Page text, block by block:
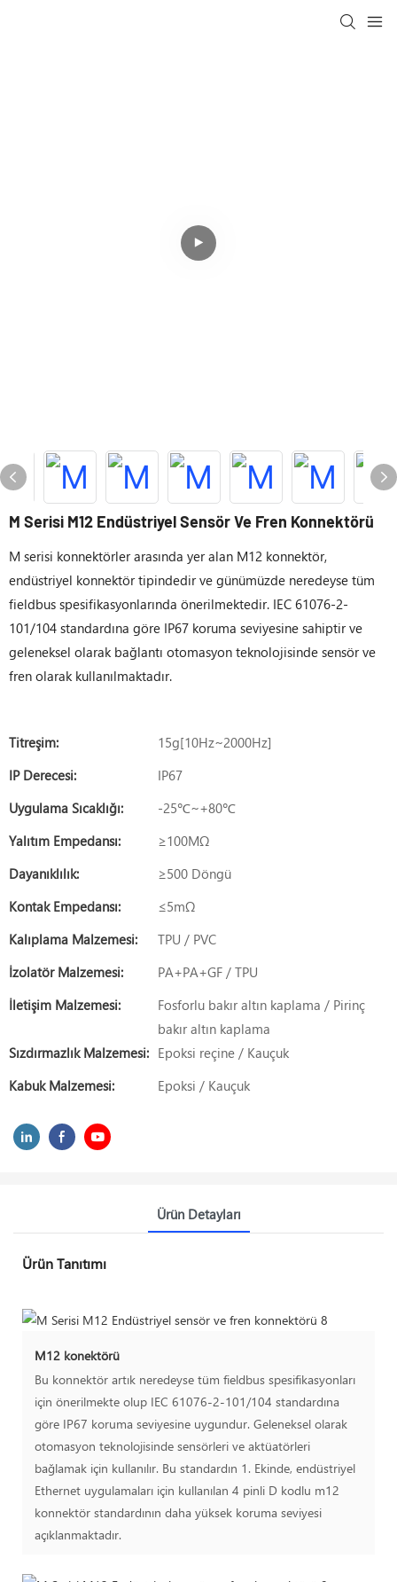
M Serisi M12 Endüstriyel Sensör Ve Fren Konnektörü
M serisi konnektörler arasında yer alan M12 konnektör,
endüstriyel konnektör tipindedir ve günümüzde neredeyse tüm
fieldbus spesifikasyonlarında önerilmektedir. IEC 61076-2-
101/104 standardına göre IP67 koruma seviyesine sahiptir ve
geleneksel olarak bağlantı otomasyon teknolojisinde sensör ve
fren olarak kullanılmaktadır.
Titreşim:
15g[10Hz~2000Hz]
IP Derecesi:
IP67
Uygulama Sıcaklığı:
-25℃~+80℃
Yalıtım Empedansı:
≥100MΩ
Dayanıklılık:
≥500 Döngü
Kontak Empedansı:
≤5mΩ
Kalıplama Malzemesi:
TPU / PVC
İzolatör Malzemesi:
PA+PA+GF / TPU
İletişim Malzemesi:
Fosforlu bakır altın kaplama / Pirinç
bakır altın kaplama
Sızdırmazlık Malzemesi: Epoksi reçine / Kauçuk
Kabuk Malzemesi:
Epoksi / Kauçuk
Ürün Detayları
Ürün Tanıtımı
M12 konektörü
Bu konnektör artık neredeyse tüm fieldbus spesifikasyonları
için önerilmekte olup IEC 61076-2-101/104 standardına
göre IP67 koruma seviyesine uygundur. Geleneksel olarak
otomasyon teknolojisinde sensörleri ve aktüatörleri
bağlamak için kullanılır. Bu standardın 1. Ekinde, endüstriyel
Ethernet uygulamaları için kullanılan 4 pinli D kodlu m12
konnektör standardının daha yüksek koruma seviyesi
açıklanmaktadır.